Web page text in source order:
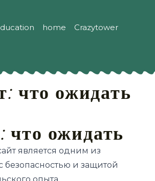
home Crazytower
что ожидать
что ожидать
является одним из
и защитой